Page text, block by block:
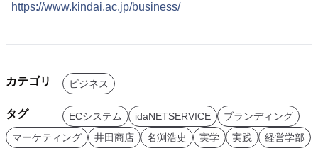
https://www.kindai.ac.jp/business/
カテゴリ ビジネス
タグ ECシステム idaNETSERVICE
ブランディング
マーケティング
井田商店 名渕浩史 実学 実践 経営学部